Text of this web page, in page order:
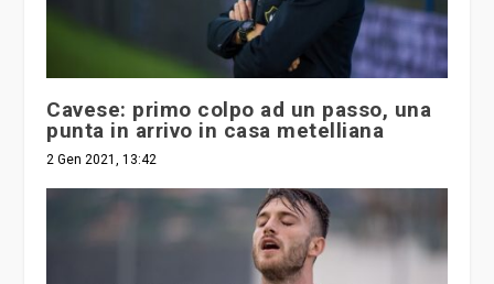
Cavese: primo colpo ad un passo, una
punta in arrivo in casa metelliana
2 Gen 2021, 13:42